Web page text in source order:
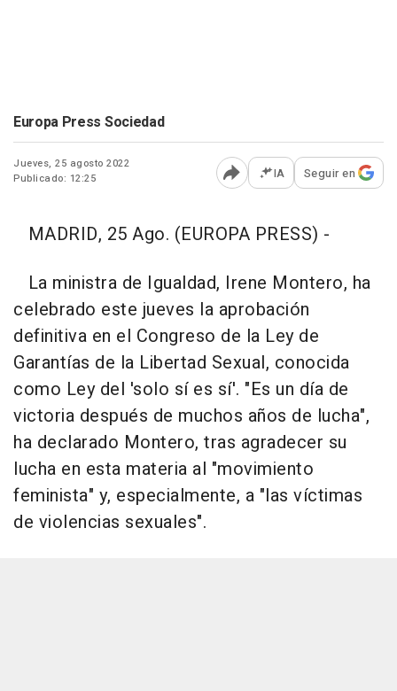
Europa Press Sociedad
Jueves, 25 agosto 2022
Publicado: 12:25
Abrir opciones para
IA Seguir en
MADRID, 25 Ago. (EUROPA PRESS) -
La ministra de Igualdad, Irene Montero, ha
celebrado este jueves la aprobación
definitiva en el Congreso de la Ley de
Garantías de la Libertad Sexual, conocida
como Ley del 'solo sí es sí'. "Es un día de
victoria después de muchos años de lucha",
ha declarado Montero, tras agradecer su
lucha en esta materia al "movimiento
feminista" y, especialmente, a "las víctimas
de violencias sexuales".